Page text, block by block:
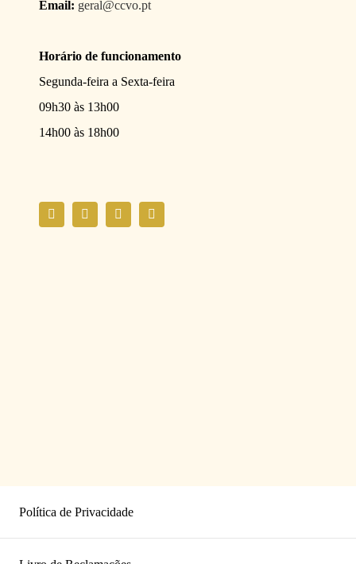
Política de Privacidade
Email: geral@ccvo.pt
Horário de funcionamento
Segunda-feira a Sexta-feira
09h30 às 13h00
14h00 às 18h00